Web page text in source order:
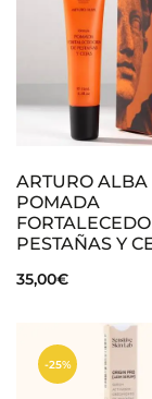
ARTURO ALBA
POMADA
PESTAÑAS Y
35,00€
-25%